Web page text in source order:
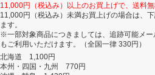
11,000円（税込み）以上のお買上げで、送料
11,000円（税込み）未満お買上げの場合は、
ます。
※一部対象商品につきましては、追跡可能メー
もご利用いただけます。（全国一律 330円）
北海道 1,100円
本州・四国・九州 770円